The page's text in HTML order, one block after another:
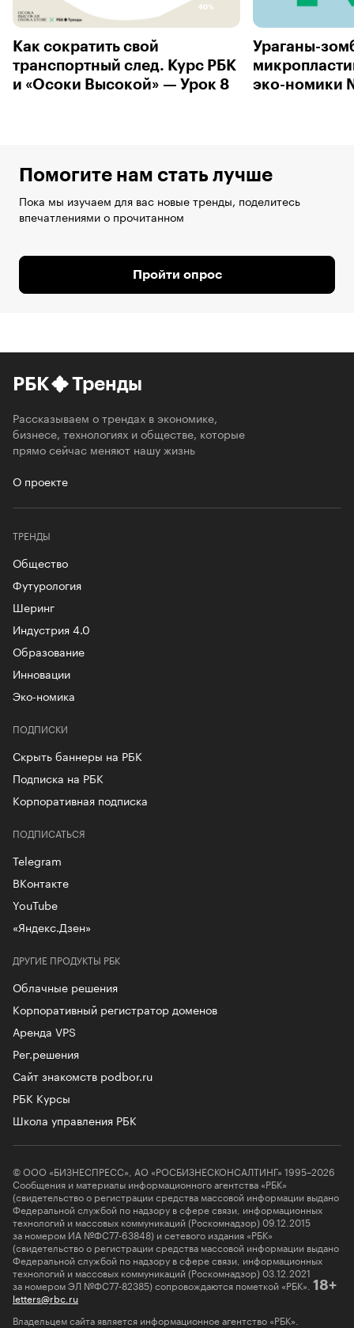
Как сократить свой
транспортный след. Курс РБК
и «Осоки Высокой» — Урок 8
Ураганы-
эко-номики
Помогите нам стать лучше
Пока мы изучаем для вас новые тренды, поделитесь
впечатлениями о прочитанном
Пройти опрос
РБК Тренды
Рассказываем о трендах в экономике,
бизнесе, технологиях и обществе, которые
прямо сейчас меняют нашу жизнь
О проекте
ТРЕНДЫ
Общество
Футурология
Шеринг
Индустрия 4.0
Образование
Инновации
Эко-номика
ПОДПИСКИ
Скрыть баннеры на РБК
Подписка на РБК
Корпоративная подписка
ДРУГИЕ ПРОДУКТЫ РБК
Облачные решения
Корпоративный регистратор доменов
Аренда VPS
Рег.решения
Сайт знакомств podbor.ru
РБК Курсы
Школа управления РБК
ПОДПИСАТЬСЯ
Telegram
ВКонтакте
YouTube
«Яндекс.Дзен»
© ООО «БИЗНЕСПРЕСС», АО «РОСБИЗНЕСКОНСАЛТИНГ» 1995–2026
Сообщения и материалы информационного агентства «РБК»
(свидетельство о регистрации средства массовой информации выдано
Федеральной службой по надзору в сфере связи, информационных
технологий и массовых коммуникаций (Роскомнадзор) 09.12.2015
за номером ИА №ФС77-63848) и сетевого издания «РБК»
(свидетельство о регистрации средства массовой информации выдано
Федеральной службой по надзору в сфере связи, информационных
технологий и массовых коммуникаций (Роскомнадзор) 03.12.2021
за номером ЭЛ №ФС77-82385) сопровождаются пометкой «РБК». 18+
letters@rbc.ru
Владельцем сайта является информационное агентство «РБК».